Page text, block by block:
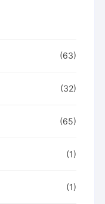
(63)
(32)
(65)
(1)
(1)